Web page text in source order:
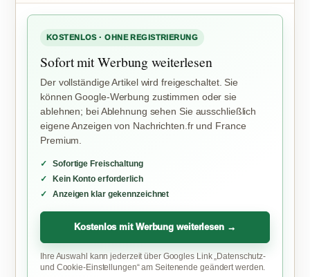
KOSTENLOS · OHNE REGISTRIERUNG
Sofort mit Werbung weiterlesen
Der vollständige Artikel wird freigeschaltet. Sie
können Google-Werbung zustimmen oder sie
ablehnen; bei Ablehnung sehen Sie ausschließlich
eigene Anzeigen von Nachrichten.fr und France
Premium.
Sofortige Freischaltung
Kein Konto erforderlich
Anzeigen klar gekennzeichnet
Kostenlos mit Werbung weiterlesen →
Ihre Auswahl kann jederzeit über Googles Link „Datenschutz-
und Cookie-Einstellungen“ am Seitenende geändert werden.